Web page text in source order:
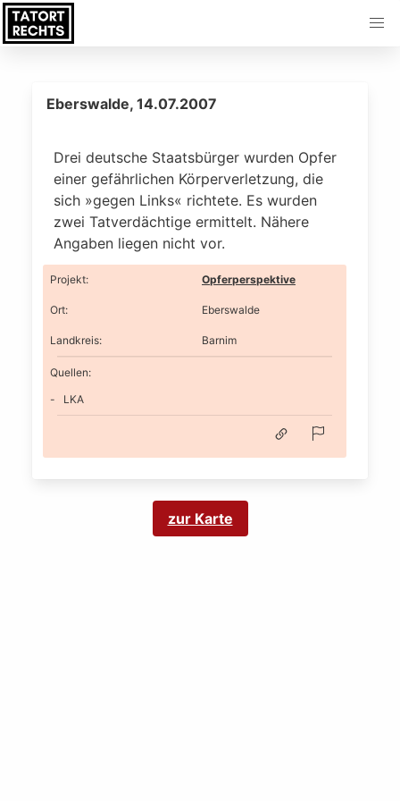
Eberswalde, 14.07.2007
Drei deutsche Staatsbürger wurden Opfer
einer gefährlichen Körperverletzung, die
sich »gegen Links« richtete. Es wurden
zwei Tatverdächtige ermittelt. Nähere
Angaben liegen nicht vor.
Projekt: Opferperspektive
Ort: Eberswalde
Landkreis: Barnim
Quellen:
LKA
zur Karte